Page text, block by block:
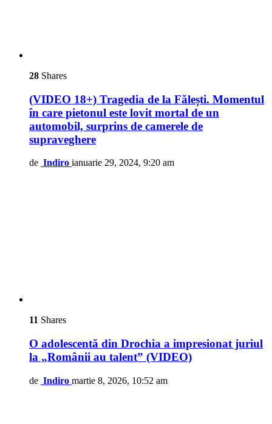
28 Shares
(VIDEO 18+) Tragedia de la Fălești. Momentul
în care pietonul este lovit mortal de un
automobil, surprins de camerele de
supraveghere
de Indiro ianuarie 29, 2024, 9:20 am
11 Shares
O adolescentă din Drochia a impresionat juriul
la „Românii au talent” (VIDEO)
de Indiro martie 8, 2026, 10:52 am